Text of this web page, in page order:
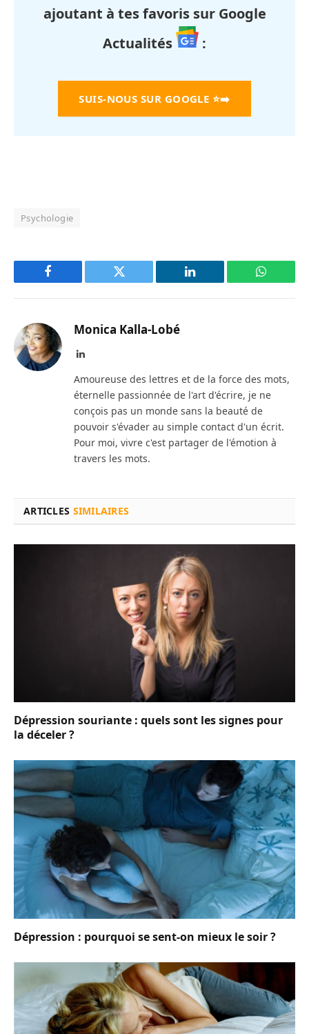
ajoutant à tes favoris sur Google
Actualités
:
SUIS-NOUS SUR GOOGLE ⭐➡️
Psychologie
Facebook Twitter LinkedIn
Monica Kalla-Lobé
LinkedIn
Amoureuse des lettres et de la force des mots,
éternelle passionnée de l'art d'écrire, je ne
conçois pas un monde sans la beauté de
pouvoir s'évader au simple contact d'un écrit.
Pour moi, vivre c'est partager de l'émotion à
travers les mots.
ARTICLES SIMILAIRES
Dépression souriante : quels sont les signes pour
la déceler ?
Dépression : pourquoi se sent-on mieux le soir ?